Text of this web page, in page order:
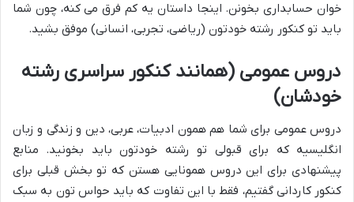
خوان حسابداری بخونن. اینجا داستان یه کم فرق می کنه، چون شما
باید تو کنکور رشته خودتون (ریاضی، تجربی، انسانی) موفق بشید.
دروس عمومی (همانند کنکور سراسری رشته
خودشان)
دروس عمومی برای شما هم همون ادبیات، عربی، دین و زندگی و زبان
انگلیسیه که برای قبولی تو رشته خودتون باید بخونید. منابع
پیشنهادی برای این دروس همونایی هستن که تو بخش قبلی برای
کنکور کاردانی گفتیم، فقط با این تفاوت که باید حواس تون به سبک